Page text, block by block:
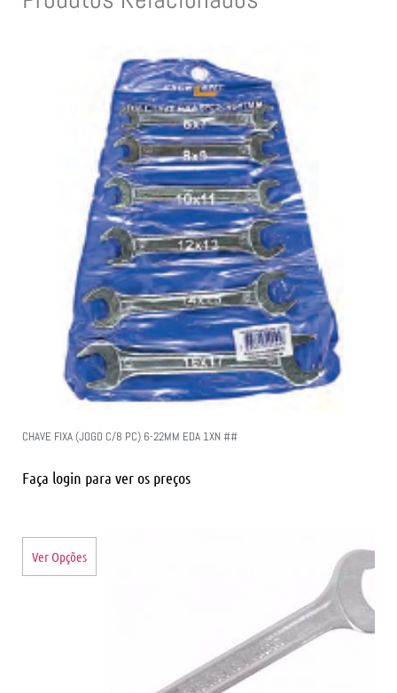
CHAVE FIXA (JOGO C/8 PC) 6-22MM EDA 1XN ##
Faça login para ver os preços
Ver Opções